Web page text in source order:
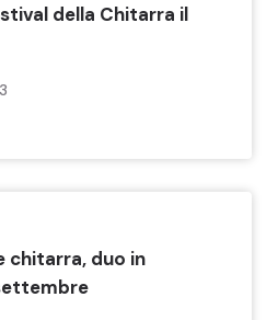
della Chitarra il
chitarra, duo in